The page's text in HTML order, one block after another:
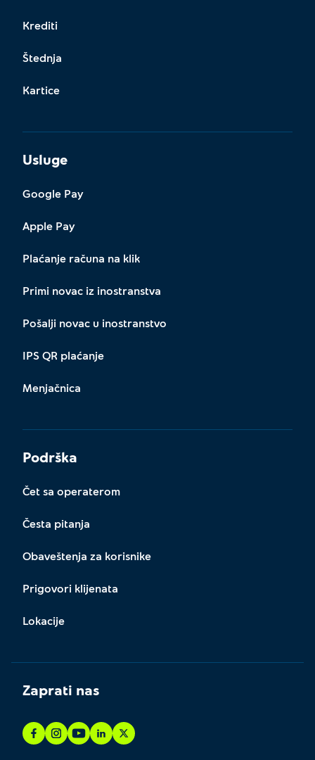
Krediti
Štednja
Kartice
Usluge
Google Pay
Apple Pay
Plaćanje računa na klik
Primi novac iz inostranstva
Pošalji novac u inostranstvo
IPS QR plaćanje
Menjačnica
Podrška
Čet sa operaterom
Česta pitanja
Obaveštenja za korisnike
Prigovori klijenata
Lokacije
Zaprati nas